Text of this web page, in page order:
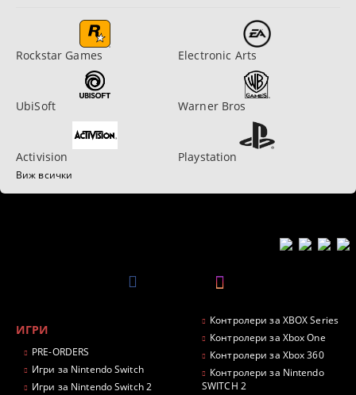
Rockstar Games Electronic Arts
UbiSoft Warner Bros
Activision Playstation
Виж всички
ИГРИ
PRE-ORDERS
Игри за Nintendo Switch
Игри за Nintendo Switch 2
Контролери за XBOX Series
Контролери за Xbox One
Контролери за Xbox 360
Контролери за Nintendo
SWITCH 2